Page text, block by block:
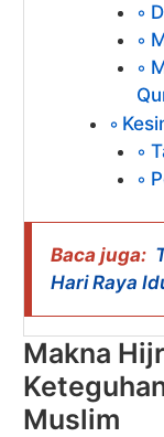
Baca juga:
Hari Raya
Makna
Muslim